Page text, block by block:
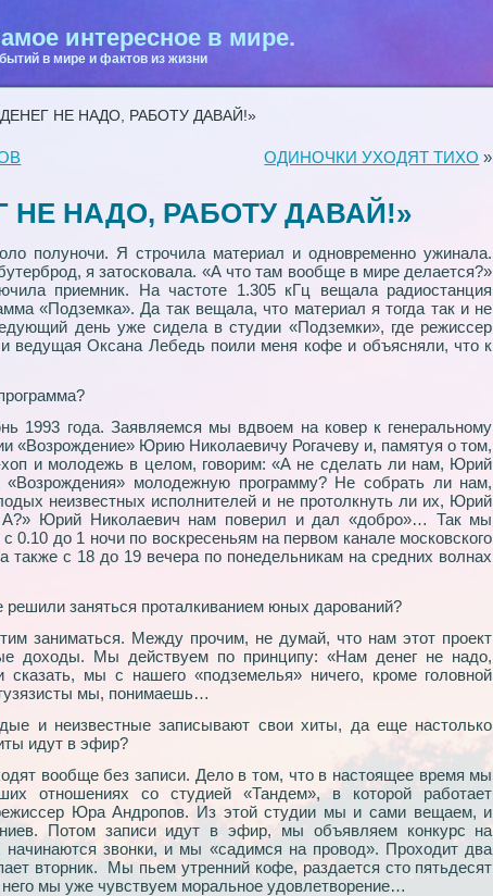
интересное в мире.
в мире и фактов из жизни
НЕ НАДО, РАБОТУ ДАВАЙ!»
ОДИНОЧКИ УХОДЯТ ТИХО »
НЕ НАДО, РАБОТУ ДАВАЙ!»
полуночи. Я строчила материал и одновременно ужинала.
я затосковала. «А что там вообще в мире делается?»
приемник. На частоте 1.305 кГц вещала радиостанция
«Подземка». Да так вещала, что материал я тогда так и не
день уже сидела в студии «Подземки», где режиссер
ведущая Оксана Лебедь поили меня кофе и объясняли, что к
1993 года. Заявляемся мы вдвоем на ковер к генеральному
«Возрождение» Юрию Николаевичу Рогачеву и, памятуя о том,
и молодежь в целом, говорим: «А не сделать ли нам, Юрий
«Возрождения» молодежную программу? Не собрать ли нам,
неизвестных исполнителей и не протолкнуть ли их, Юрий
Юрий Николаевич нам поверил и дал «добро»… Так мы
0.10 до 1 ночи по воскресеньям на первом канале московского
также с 18 до 19 вечера по понедельникам на средних волнах
заняться проталкиванием юных дарований?
заниматься. Между прочим, не думай, что нам этот проект
доходы. Мы действуем по принципу: «Нам денег не надо,
сказать, мы с нашего «подземелья» ничего, кроме головной
мы, понимаешь…
и неизвестные записывают свои хиты, да еще настолько
идут в эфир?
вообще без записи. Дело в том, что в настоящее время мы
отношениях со студией «Тандем», в которой работает
Юра Андропов. Из этой студии мы и сами вещаем, и
Потом записи идут в эфир, мы объявляем конкурс на
начинаются звонки, и мы «садимся на провод». Проходит два
вторник. Мы пьем утренний кофе, раздается сто пятьдесят
него мы уже чувствуем моральное удовлетворение…